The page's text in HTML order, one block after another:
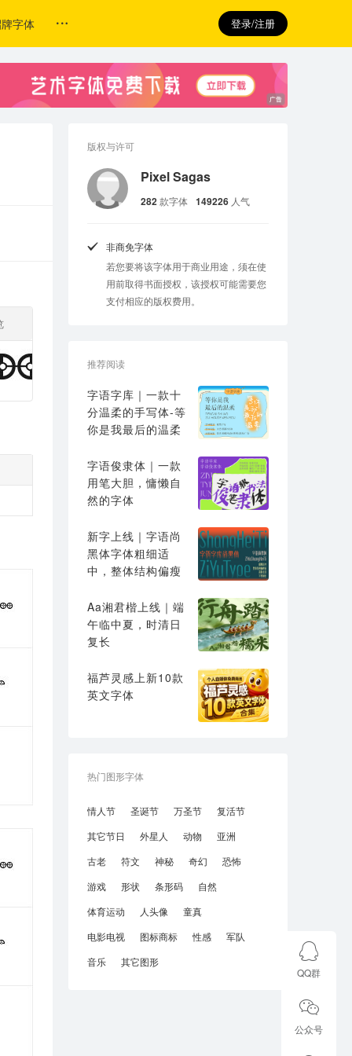
字体 登录/注册
版权与许可
Pixel Sagas
282款字体 149226 人气
非商免字体
若您要将该字体用于商业用途，须在使
用前取得书面授权，该授权可能需要您
支付相应的版权费用。
推荐阅读
字语字库｜一款十
分温柔的手写体-等
你是我最后的温柔
字语俊隶体｜一款
用笔大胆，慵懒自
然的字体
新字上线｜字语尚
黑体字体粗细适
中，整体结构偏瘦
Aa湘君楷上线｜端
午临中夏，时清日
复长
福芦灵感上新10款
英文字体
热门图形字体
情人节 圣诞节 万圣节
复活节
其它节日
外星人 动物
亚洲
古老
符文 神秘 奇幻
恐怖
游戏
形状 条形码
自然
体育运动
人头像
童真
电影电视
图标商标 性感
军队
音乐
其它图形
QQ群
公众号